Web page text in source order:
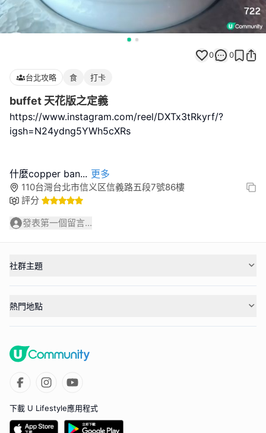
0 0
台北攻略 食 打卡
buffet 天花版之定義
https://www.instagram.com/reel/DXTx3tRkyrf/?
igsh=N24ydng5YWh5cXRs
什麼copper ban... 更多
110台灣台北市信义区信義路五段7號86樓
評分
發表第一個留言...
社群主題
熱門地點
下載 U Lifestyle應用程式